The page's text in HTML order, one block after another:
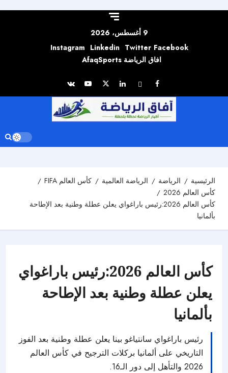
9 أغسطس، 2026
Facebook
Twitter
Linkedin
Instagram
افاق الرياضة AfaqSports
الرئيسية الرياضة الرياضة العالمية
كأس العالم FIFA
كأس العالم 2026
كأس العالم 2026:رئيس باراغواي يعلن عطلة وطنية بعد الإطاحة
بألمانيا
كأس العالم 2026:رئيس باراغواي
يعلن عطلة وطنية بعد الإطاحة
بألمانيا
رئيس باراغواي سانتياغو بينا يعلن عطلة وطنية بعد الفوز
التاريخي على ألمانيا بركلات الترجيح في كأس العالم
2026 والتأهل إلى دور الـ16.